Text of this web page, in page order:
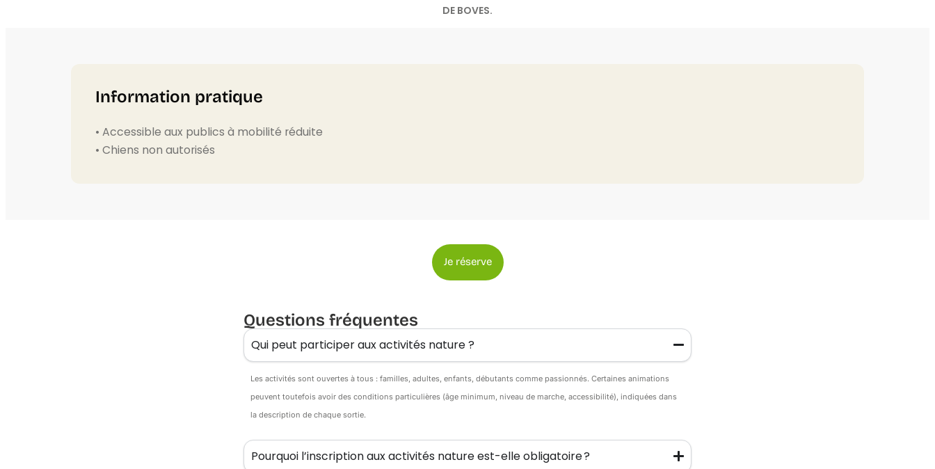
DE BOVES.
Information pratique
• Accessible aux publics à mobilité réduite
• Chiens non autorisés
Je réserve
Questions fréquentes
Qui peut participer aux activités nature ?
Les activités sont ouvertes à tous : familles, adultes, enfants, débutants comme passionnés. Certaines animations
peuvent toutefois avoir des conditions particulières (âge minimum, niveau de marche, accessibilité), indiquées dans
la description de chaque sortie.
Pourquoi l’inscription aux activités nature est-elle obligatoire ?